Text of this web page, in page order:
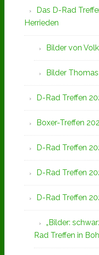
Das D-Rad
Herrieden
Bilder von
Bilder
D-Rad Treffen
Boxer-Treffen
D-Rad Treffen
D-Rad Treffen
D-Rad Treffen
„Bilder:
Rad Treffen in